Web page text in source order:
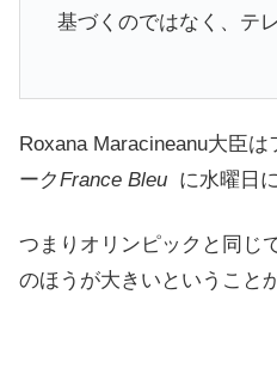
基づくのではなく、テ
Roxana Maracineanu大臣
ークFrance Bleu に水曜日
つまりオリンピックと同じ
のほうが大きいということか